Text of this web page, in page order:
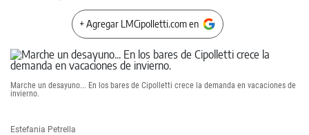
+ Agregar LMCipolletti.com en
Marche un desayuno... En los bares de Cipolletti crece la demanda en vacaciones de
invierno.
Estefania Petrella